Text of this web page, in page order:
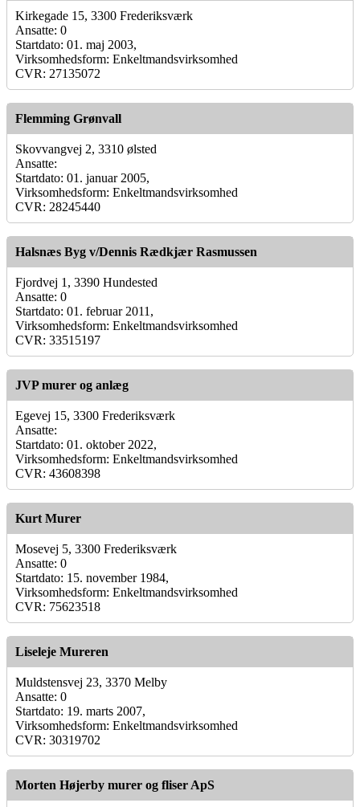
Kirkegade 15, 3300 Frederiksværk
Ansatte: 0
Startdato: 01. maj 2003,
Virksomhedsform: Enkeltmandsvirksomhed
CVR: 27135072
Flemming Grønvall
Skovvangvej 2, 3310 ølsted
Ansatte:
Startdato: 01. januar 2005,
Virksomhedsform: Enkeltmandsvirksomhed
CVR: 28245440
Halsnæs Byg v/Dennis Rædkjær Rasmussen
Fjordvej 1, 3390 Hundested
Ansatte: 0
Startdato: 01. februar 2011,
Virksomhedsform: Enkeltmandsvirksomhed
CVR: 33515197
JVP murer og anlæg
Egevej 15, 3300 Frederiksværk
Ansatte:
Startdato: 01. oktober 2022,
Virksomhedsform: Enkeltmandsvirksomhed
CVR: 43608398
Kurt Murer
Mosevej 5, 3300 Frederiksværk
Ansatte: 0
Startdato: 15. november 1984,
Virksomhedsform: Enkeltmandsvirksomhed
CVR: 75623518
Liseleje Mureren
Muldstensvej 23, 3370 Melby
Ansatte: 0
Startdato: 19. marts 2007,
Virksomhedsform: Enkeltmandsvirksomhed
CVR: 30319702
Morten Højerby murer og fliser ApS